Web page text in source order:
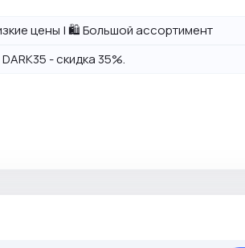
цены | 🛍️ Большой ассортимент
- скидка 35%.